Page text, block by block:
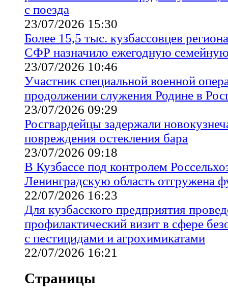
с поезда
23/07/2026 15:30
Более 15,5 тыс. кузбассовцев
СФР назначило ежегодную
23/07/2026 10:46
Участник специальной военной
продолжении служения Родине в
23/07/2026 09:29
Росгвардейцы задержали
повреждения остекления бара
23/07/2026 09:18
В Кузбассе под контролем
Ленинградскую область отгружена
22/07/2026 16:23
Для кузбасского предприятия
профилактический визит в сфере
с пестицидами и агрохимикатами
22/07/2026 16:21
Страницы